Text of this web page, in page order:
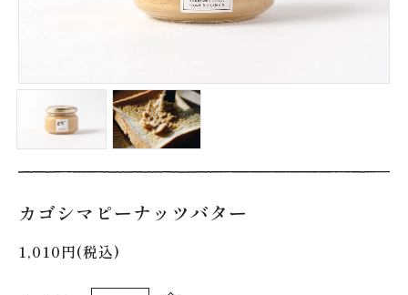
カゴシマピーナッツバター
1,010円(税込)